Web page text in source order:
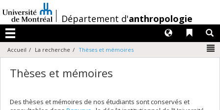
au
contenu
/Département d'anthropologie
Menu
Liens
Langues
Accueil La recherche Thèses et mémoires
Thèses et mémoires
Des thèses et mémoires de nos étudiants sont conservés et